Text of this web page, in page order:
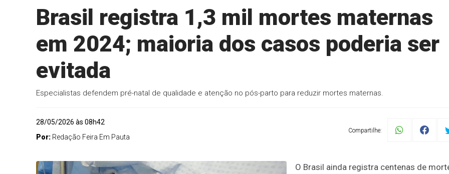
Brasil registra 1,3 mil mortes maternas
em 2024; maioria dos casos poderia ser
evitada
Especialistas defendem pré-natal de qualidade e atenção no pós-parto para reduzir mortes maternas.
28/05/2026 às 08h42
Por: Redação Feira Em Pauta
Compartilhe:
O Brasil ainda registra centenas de